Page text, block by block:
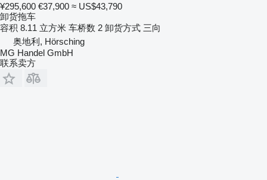
¥295,600 €37,900 ≈ US$43,790
卸货拖车
容积 8.11 立方米 车桥数 2 卸货方式 三向
奥地利, Hörsching
MG Handel GmbH
联系卖方